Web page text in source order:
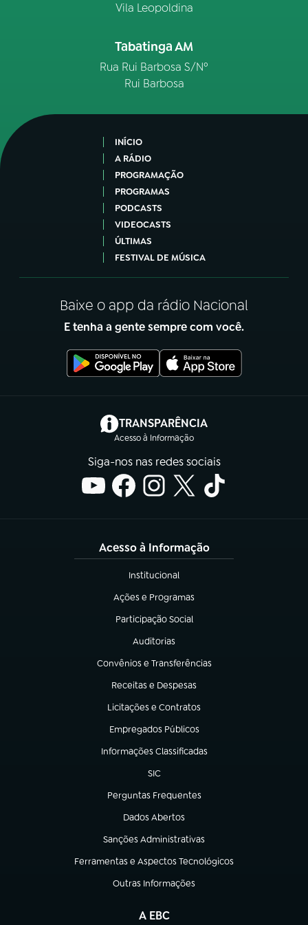
Vila Leopoldina
Tabatinga AM
Rua Rui Barbosa S/Nº
Rui Barbosa
INÍCIO
A RÁDIO
PROGRAMAÇÃO
PROGRAMAS
PODCASTS
VIDEOCASTS
ÚLTIMAS
FESTIVAL DE MÚSICA
Baixe o app da rádio Nacional
E tenha a gente sempre com você.
TRANSPARÊNCIA
Acesso à Informação
(abre em nova aba)
Siga-nos nas redes sociais
Acesso à Informação
Institucional
(abre em nova aba)
Ações e Programas
(abre em nova aba)
Participação Social
(abre em nova aba)
Auditorias
(abre em nova aba)
Convênios e Transferências
(abre em nova aba)
Receitas e Despesas
(abre em nova aba)
Licitações e Contratos
(abre em nova aba)
Empregados Públicos
(abre em nova aba)
Informações Classificadas
(abre em nova aba)
SIC
(abre em nova aba)
Perguntas Frequentes
(abre em nova aba)
Dados Abertos
(abre em nova aba)
Sanções Administrativas
(abre em nova aba)
Ferramentas e Aspectos Tecnológicos
(abre em nova aba)
Outras Informações
(abre em nova aba)
A EBC